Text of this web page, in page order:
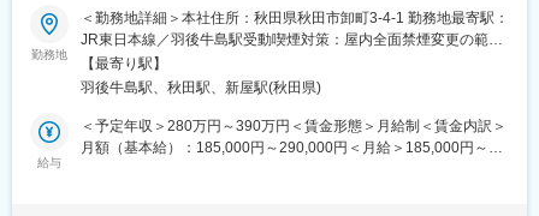
■魅力
・年間休日127日、残業20時間程度で働きやすい環境です！
・北東北にて、医療機関向けシステムの導入でトップクラスのシ
ェアを誇り、業界における認知度が高く、安定しています！
・医療DX化に伴い需要が急増している「ネットワーク構築」や
「セキュリティ対策」の最前線に関わることができ、エンジニア
としての専門性を高められます。
勤務地
＜勤務地詳細＞本社住所：秋田県秋田市卸町3-4-1 勤務地最寄駅：
JR東日本線／羽後牛島駅受動喫煙対策：屋内全面禁煙変更の範
囲：会社の定める事業所
【最寄り駅】
羽後牛島駅、秋田駅、新屋駅(秋田県)
給与
＜予定年収＞280万円～390万円＜賃金形態＞月給制＜賃金内訳＞
月額（基本給）：185,000円～290,000円＜月給＞185,000円～